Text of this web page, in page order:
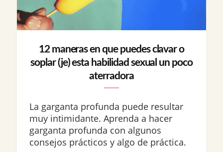
12 maneras en que puedes clavar o
soplar (je) esta habilidad sexual un poco
aterradora
La garganta profunda puede resultar
muy intimidante. Aprenda a hacer
garganta profunda con algunos
consejos prácticos y algo de práctica.